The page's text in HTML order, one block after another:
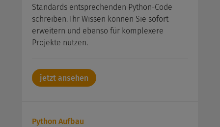
Standards entsprechenden Python-Code
schreiben. Ihr Wissen können Sie sofort
erweitern und ebenso für komplexere
Projekte nutzen.
jetzt ansehen
Python Aufbau